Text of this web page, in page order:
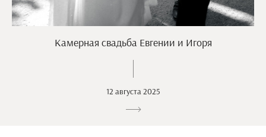
Камерная свадьба Евгении и Игоря
12 августа 2025